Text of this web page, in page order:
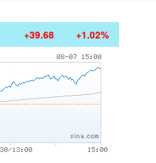
+39.68 +1.02%